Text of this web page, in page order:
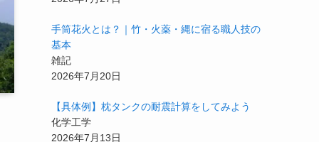
手筒花火とは？｜竹・火薬・縄に宿る職人技の
基本
雑記
2026年7月20日
【具体例】枕タンクの耐震計算をしてみよう
化学工学
2026年7月13日